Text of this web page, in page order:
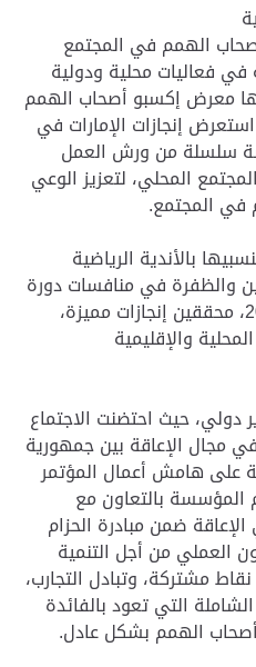
الهمم في المجتمع
فعاليات محلية ودولية
معرض إكسبو أصحاب الهمم
الذي استعرض إنجازات الإمارات في
سلسلة من ورش العمل
المحلي، لتعزيز الوعي
في المجتمع.
بالأندية الرياضية
والظفرة في منافسات دورة
الألعاب البارالمبية باريس 2024، محققين إنجازات مميزة،
والإقليمية
حيث احتضنت الاجتماع
مجال الإعاقة بين جمهورية
على هامش أعمال المؤتمر
2024 بتنظيم المؤسسة بالتعاون مع
ضمن مبادرة الحزام
العملي من أجل التنمية
مشتركة، وتبادل التجارب،
التي تعود بالفائدة
الهمم بشكل عادل.